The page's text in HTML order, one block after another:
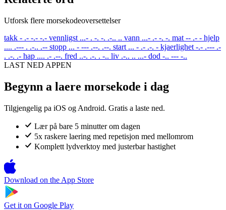
Utforsk flere morsekodeoversettelser
takk - .- -.- -.- vennligst ...- . -. -. .-.. .. vann ...- .- -. -. mat -- .- - hjelp
.... .--- . .-.. .-- stopp ... - --- .--. .--. start ... - .- .-. - kjaerlighet -.- .--- .-
. .-. .- hap .... .- .--. fred ..-. .-. . -.. liv .-.. .. ...- dod -.. --- -..
LAST NED APPEN
Begynn a laere morsekode i dag
Tilgjengelig pa iOS og Android. Gratis a laste ned.
Lær på bare 5 minutter om dagen
5x raskere laering med repetisjon med mellomrom
Komplett lydverktoy med justerbar hastighet
Download on the App Store
Get it on Google Play